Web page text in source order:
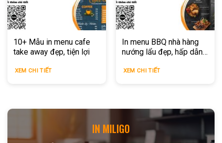
10+ Mẫu in menu cafe
take away đẹp, tiện lợi
XEM CHI TIẾT
In menu BBQ nhà hàng
nướng lẩu đẹp, hấp dẫn
XEM CHI TIẾT
IN MILIGO